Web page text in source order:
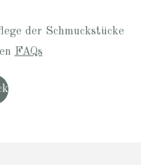
der Schmuckstücke
FAQs